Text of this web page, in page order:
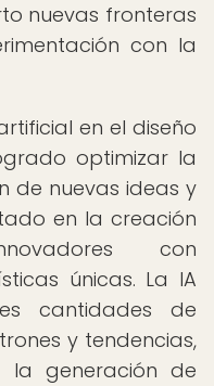
nuevas fronteras
con la
en el diseño
optimizar la
de nuevas ideas y
en la creación
con
únicas. La IA
cantidades de
y tendencias,
generación de